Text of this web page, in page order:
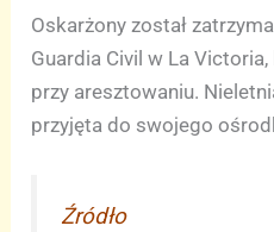
Oskarżony został
Guardia Civil w La
przy aresztowaniu.
przyjęta do swojego
Źródło